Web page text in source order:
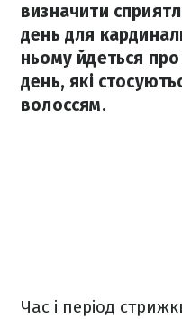
визначити
день для
ньому йдеться
день, які
волоссям.
Час і період